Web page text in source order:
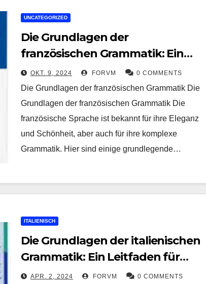
UNCATEGORIZED
Die Grundlagen der
französischen Grammatik: Ein
Leitfaden für Sprachbegeisterte
OKT. 9, 2024 FORVM 0 COMMENTS
Die Grundlagen der französischen Grammatik Die
Grundlagen der französischen Grammatik Die
französische Sprache ist bekannt für ihre Eleganz
und Schönheit, aber auch für ihre komplexe
Grammatik. Hier sind einige grundlegende…
ITALIENISCH
Die Grundlagen der italienischen
Grammatik: Ein Leitfaden für
Sprachbegeisterte
APR. 2, 2024 FORVM 0 COMMENTS